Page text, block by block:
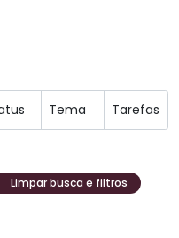
Limpar busca e filtros